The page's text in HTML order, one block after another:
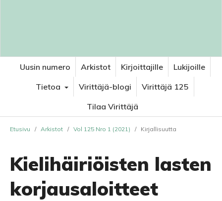
Uusin numero Arkistot Kirjoittajille
Lukijoille
Tietoa
Virittäjä-blogi
Virittäjä 125
Tilaa Virittäjä
Etusivu / Arkistot / Vol 125 Nro 1 (2021) / Kirjallisuutta
Kielihäiriöisten lasten
korjausaloitteet